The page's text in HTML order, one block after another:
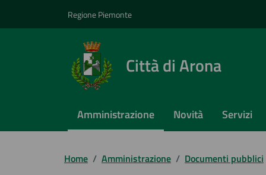
Regione Piemonte
Città di Arona
Amministrazione Novità Servizi
Home / Amministrazione / Documenti pubblici